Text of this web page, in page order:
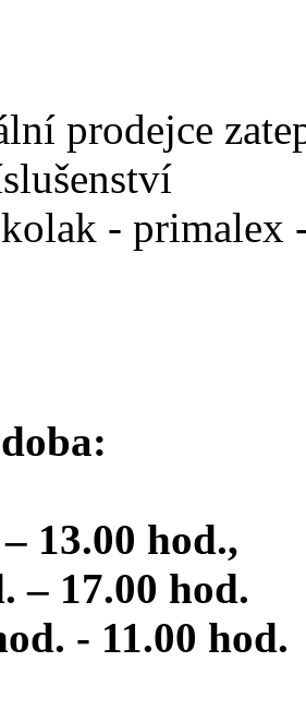
prodejce
- primalex
13.00 hod.,
– 17.00 hod.
- 11.00 hod.